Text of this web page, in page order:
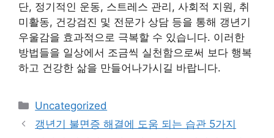
단, 정기적인 운동, 스트레스 관리, 사회적 지원, 취
미활동, 건강검진 및 전문가 상담 등을 통해 갱년기
우울감을 효과적으로 극복할 수 있습니다. 이러한
방법들을 일상에서 조금씩 실천함으로써 보다 행복
하고 건강한 삶을 만들어나가시길 바랍니다.
Categories
Uncategorized
갱년기 불면증 해결에 도움 되는 습관 5가지